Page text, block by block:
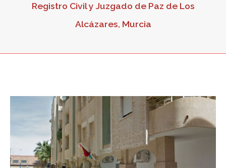
Registro Civil y Juzgado de Paz de Los
Alcázares, Murcia